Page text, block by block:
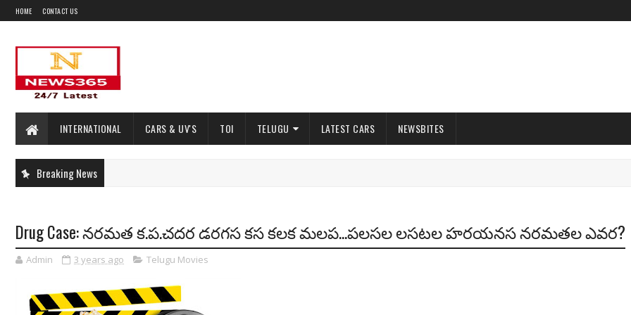
HOME CONTACT US
INTERNATIONAL CARS & UV'S TOI TELUGU LATEST CARS NEWSBITES
Breaking News
Drug Case: నరమత క.ప.చదర డరగస కస కలక మలప...పలసల లసటల హరయనస నరమతల ఎవర?
Admin 3 years ago Telugu Movies